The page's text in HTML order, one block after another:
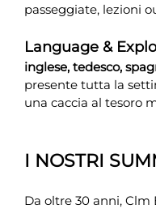
passeggiate, lezioni
Language &
inglese, tedesco,
presente tutta la
una caccia al tesoro
I NOSTRI
Da oltre 30 anni,